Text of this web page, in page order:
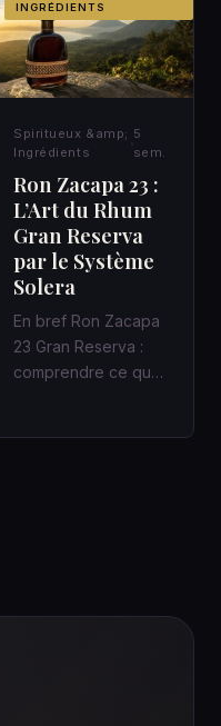
INGRÉDIENTS
Spiritueux &amp;
Ingrédients
5
sem.
Ron Zacapa 23 :
L’Art du Rhum
Gran Reserva
par le Système
Solera
En bref Ron Zacapa
23 Gran Reserva :
comprendre ce que